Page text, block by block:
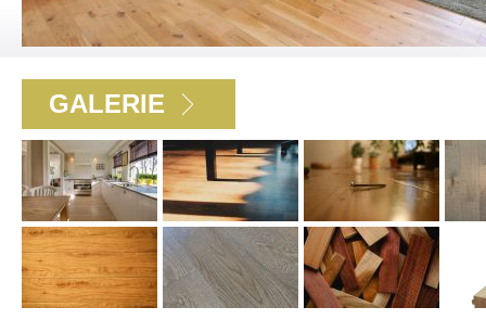
GALERIE